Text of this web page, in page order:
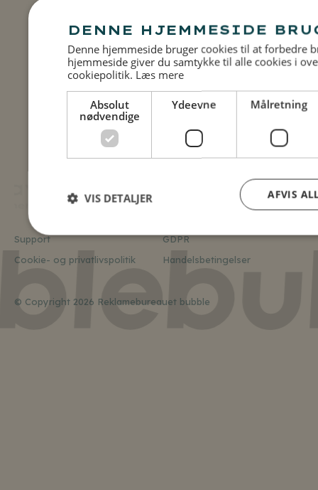
Kontakt Daniel
© Copyright 2026 Reklamebureauet bubble
Support
GDPR
Cookie- og privatlivspolitik
Handelsbetingelser
DENNE HJEMMESIDE
Denne hjemmeside bruger cookies til at forbedre
hjemmeside giver du samtykke til alle cookies i
cookiepolitik. Læs mere
Absolut
nødvendige
Ydeevne Målretning
AFVIS
VIS DETALJER